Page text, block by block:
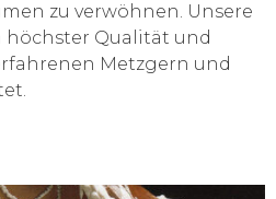
zu verwöhnen. Unsere
höchster Qualität und
Metzgern und